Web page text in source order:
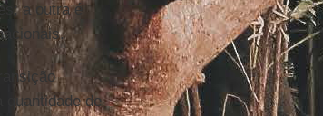
a outra é
quantidade de